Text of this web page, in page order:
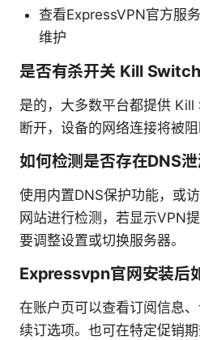
查看ExpressVPN官方服
维护
是否有杀开关 Kill Switch
是的，大多数平台都提供
断开，设备的网络连接将被阻
如何检测是否存在DNS泄
使用内置DNS保护功能，或
网站进行检测，若显示VPN
要调整设置或切换服务器。
Expressvpn官网安装后
在账户页可以查看订阅信息
续订选项。也可在特定促销期